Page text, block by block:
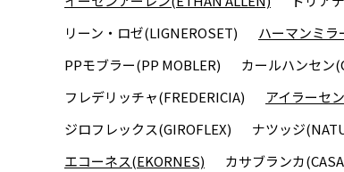
リーン・ロゼ(LIGNEROSET)
ハーマンミラ
PPモブラー(PP MOBLER)
カールハンセン
フレデリッチャ(FREDERICIA)
アイラーセ
ジロフレックス(GIROFLEX)
ナツッジ
エコーネス(EKORNES)
カサブランカ